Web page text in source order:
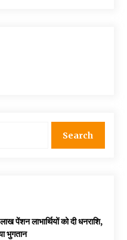
लाभार्थियों को दी धनराशि, ₹
भुगतान